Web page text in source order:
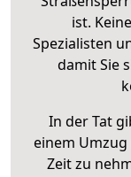
ist.
Spezialisten
damit Sie
In der Tat
einem Umzug
Zeit zu